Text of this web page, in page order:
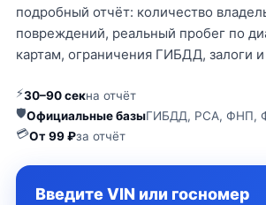
подробный отчёт: количество
повреждений, реальный пробег по
картам, ограничения ГИБДД, залоги и
⚡30–90 секна отчёт
🛡Официальные базыГИБДД, РСА, ФНП,
💳От 99 ₽за отчёт
Введите VIN или госномер